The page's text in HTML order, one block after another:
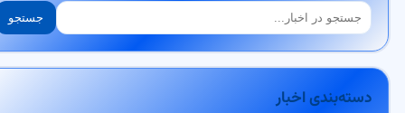
جستجو جستجو
دسته‌بندی اخبار